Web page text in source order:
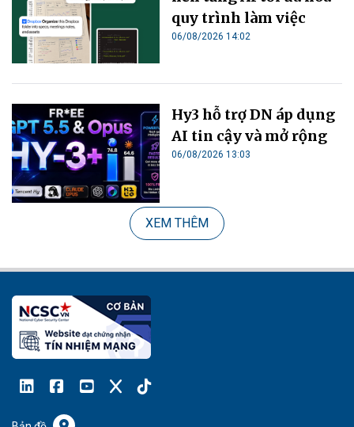
quy trình làm việc
06/08/2026 14:02
Hy3 hỗ trợ DN áp dụng
AI tin cậy và mở rộng
06/08/2026 13:03
XEM THÊM